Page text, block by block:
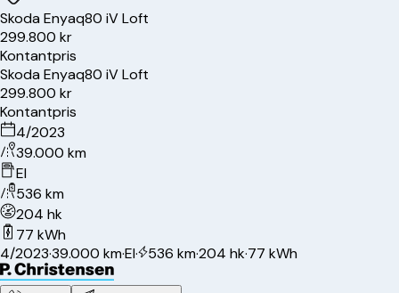
SkodaEnyaq80 iV Loft
299.800 kr
Kontantpris
SkodaEnyaq80 iV Loft
299.800 kr
Kontantpris
4/2023
39.000 km
El
536 km
204 hk
77 kWh
4/2023·39.000 km·El· 536 km·204 hk·77 kWh